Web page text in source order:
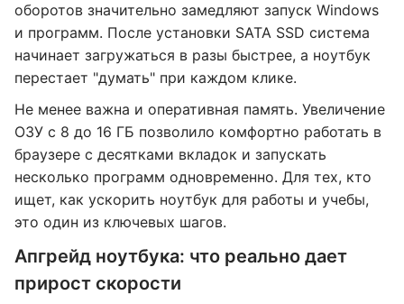
оборотов значительно замедляют запуск Windows
и программ. После установки SATA SSD система
начинает загружаться в разы быстрее, а ноутбук
перестает "думать" при каждом клике.
Не менее важна и оперативная память. Увеличение
ОЗУ с 8 до 16 ГБ позволило комфортно работать в
браузере с десятками вкладок и запускать
несколько программ одновременно. Для тех, кто
ищет, как ускорить ноутбук для работы и учебы,
это один из ключевых шагов.
Апгрейд ноутбука: что реально дает
прирост скорости